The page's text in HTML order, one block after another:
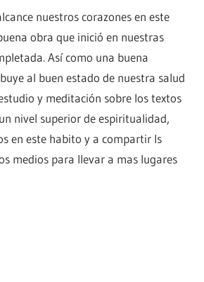
nuestros corazones en este
obra que inició en nuestras
Así como una buena
al buen estado de nuestra salud
y meditación sobre los textos
nivel superior de espiritualidad,
en este habito y a compartir ls
medios para llevar a mas lugares